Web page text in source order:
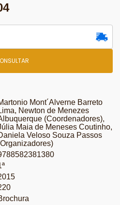
Mont´Alverne Barreto
Newton de Menezes
(Coordenadores),
Maia de Meneses Coutinho,
Veloso Souza Passos